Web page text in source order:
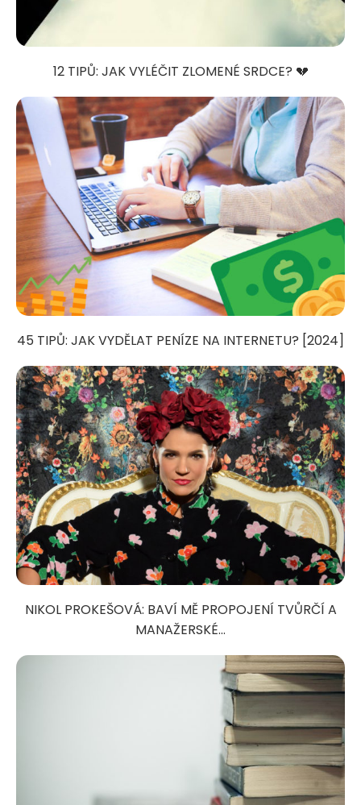
12 TIPŮ: JAK VYLÉČIT ZLOMENÉ SRDCE? 💔
45 TIPŮ: JAK VYDĚLAT PENÍZE NA INTERNETU? [2024]
NIKOL PROKEŠOVÁ: BAVÍ MĚ PROPOJENÍ TVŮRČÍ A
MANAŽERSKÉ...